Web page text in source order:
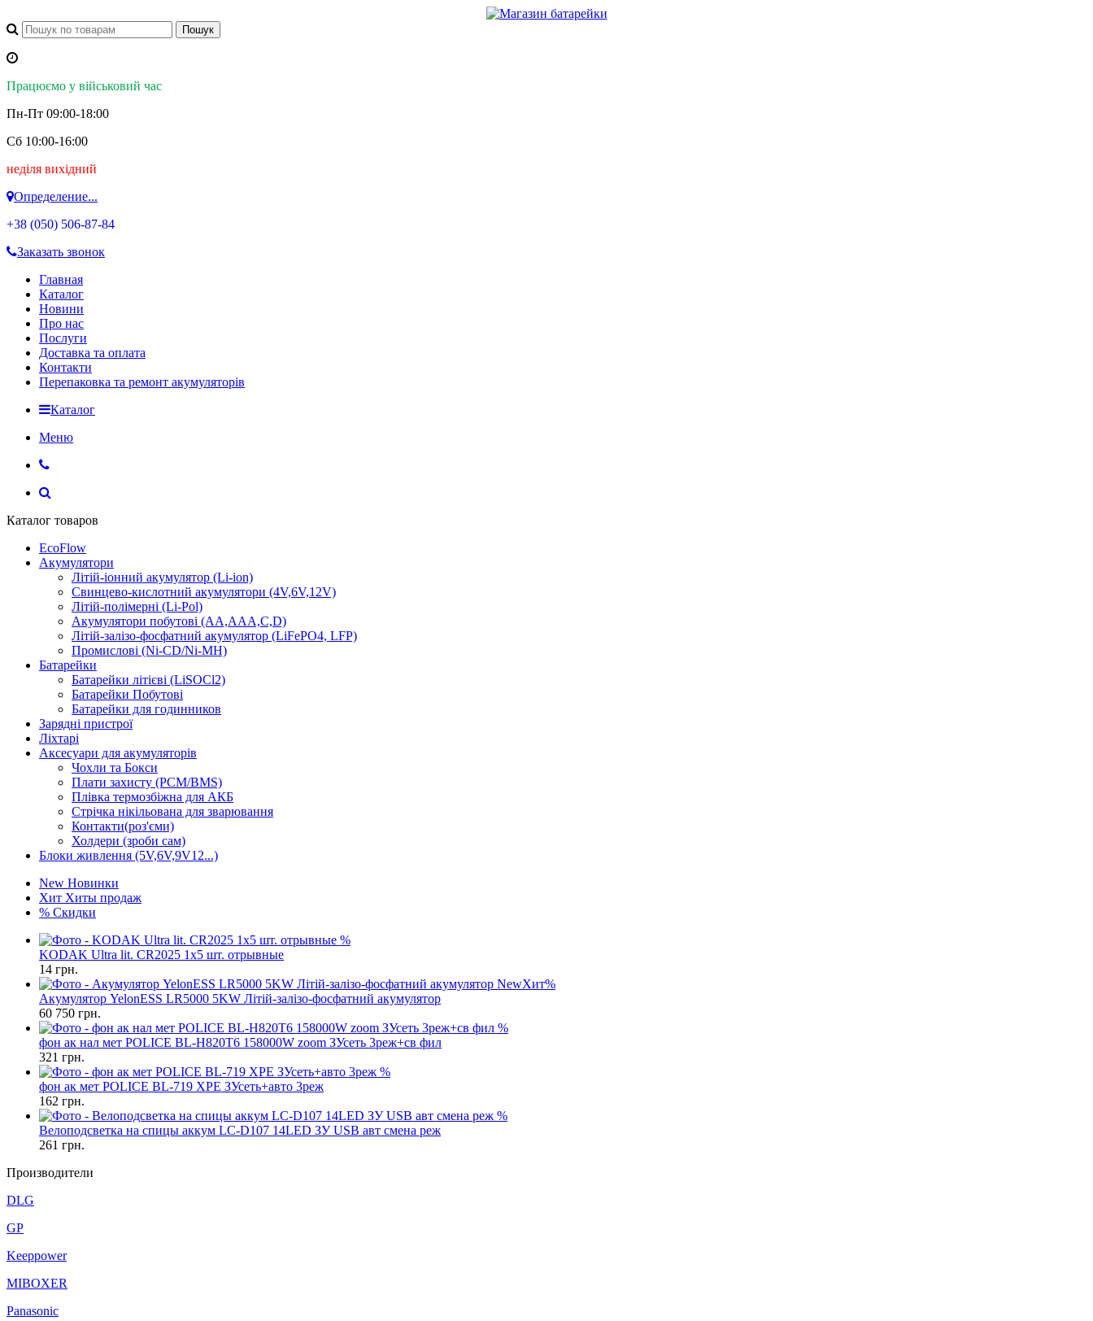
Працюємо у військовий час
Пн-Пт 09:00-18:00
Сб 10:00-16:00
неділя вихідний
Определение...
+38 (050) 506-87-84
Заказать звонок
Главная
Каталог
Новини
Про нас
Послуги
Доставка та оплата
Контакти
Перепаковка та ремонт акумуляторів
Каталог
Меню
Каталог товаров
EcoFlow
Акумулятори
Літій-іонний акумулятор (Li-ion)
Свинцево-кислотний акумулятори (4V,6V,12V)
Літій-полімерні (Li-Pol)
Акумулятори побутові (AA,AAA,C,D)
Літій-залізо-фосфатний акумулятор (LiFePO4, LFP)
Промислові (Ni-CD/Ni-MH)
Батарейки
Батарейки літієві (LiSOCl2)
Батарейки Побутові
Батарейки для годинников
Зарядні пристрої
Ліхтарі
Аксесуари для акумуляторів
Чохли та Бокси
Плати захисту (PCM/BMS)
Плівка термозбіжна для АКБ
Стрічка нікільована для зварювання
Контакти(роз'єми)
Холдери (зроби сам)
Блоки живлення (5V,6V,9V12...)
New Новинки
Хит Хиты продаж
% Скидки
%
KODAK Ultra lit. CR2025 1х5 шт. отрывные
14 грн.
NewХит%
Акумулятор YelonESS LR5000 5KW Літій-залізо-фосфатний акумулятор
60 750 грн.
%
фон ак нал мет POLICE BL-H820T6 158000W zoom ЗУсеть 3реж+св фил
321 грн.
%
фон ак мет POLICE BL-719 XPE ЗУсеть+авто 3реж
162 грн.
%
Велоподсветка на спицы аккум LC-D107 14LED ЗУ USB авт смена реж
261 грн.
Производители
DLG
GP
Keeppower
MIBOXER
Panasonic